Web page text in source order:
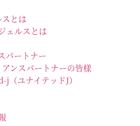
とは
ェルスとは
パートナー
アンスパートナーの皆様
（ユナイテッドJ）